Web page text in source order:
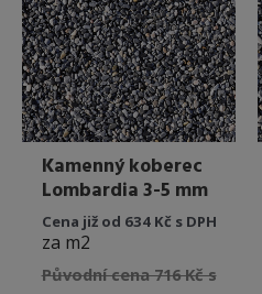
vybrat
na
stránce
produktu
Kamenný koberec
Lombardia 3-5 mm
Cena již od 634 Kč s DPH
za m2
Původní cena 716 Kč s